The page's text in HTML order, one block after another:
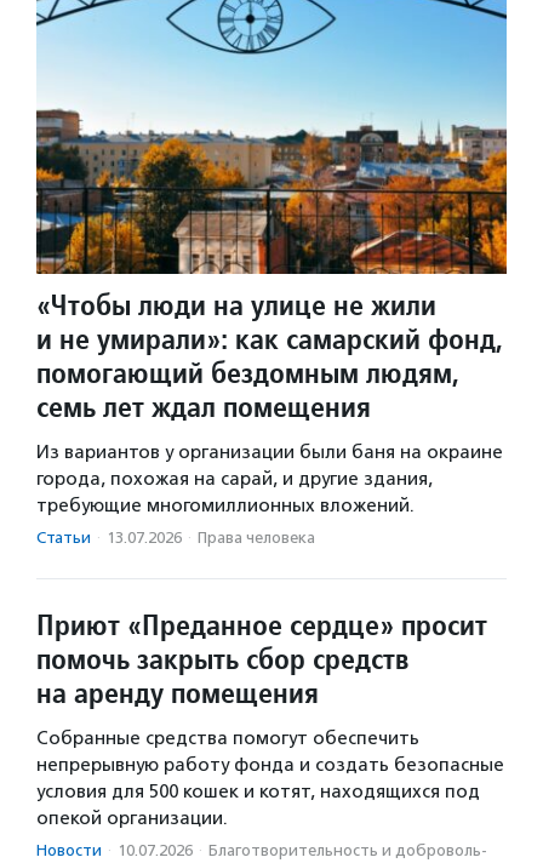
«Чтобы люди на улице не жили
и не умирали»: как самарский фонд,
помогающий бездомным людям,
семь лет ждал помещения
Из вариантов у организации были баня на окраине
города, похожая на сарай, и другие здания,
требующие многомиллионных вложений.
Статьи · 13.07.2026 · Права человека
Приют «Преданное сердце» просит
помочь закрыть сбор средств
на аренду помещения
Собранные средства помогут обеспечить
непрерывную работу фонда и создать безопасные
условия для 500 кошек и котят, находящихся под
опекой организации.
Новости · 10.07.2026 · Благотвори­тель­ность и доброволь­